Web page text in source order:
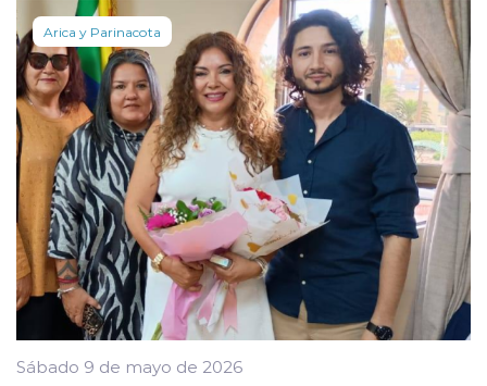
Arica y Parinacota
Sábado 9 de mayo de 2026